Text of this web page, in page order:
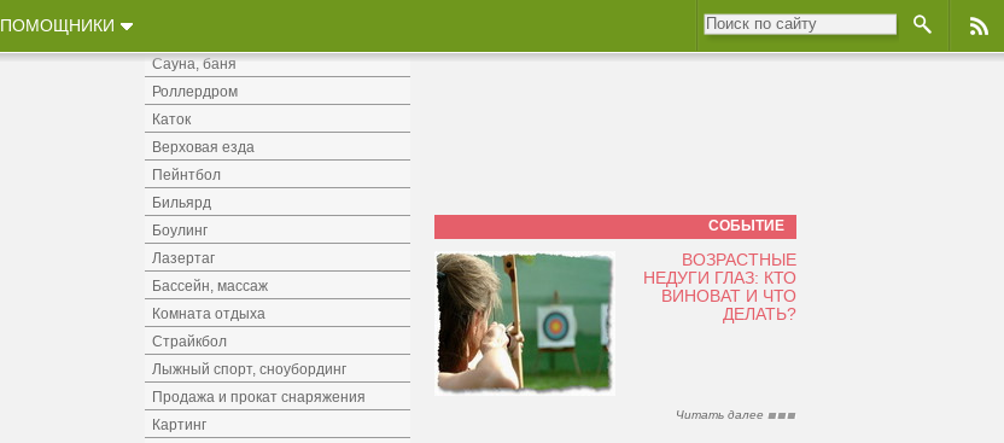
ПОМОЩНИКИ
Сауна, баня
Роллердром
Каток
Верховая езда
Пейнтбол
Бильярд
Боулинг
Лазертаг
Бассейн, массаж
Комната отдыха
Страйкбол
Лыжный спорт, сноубординг
Продажа и прокат снаряжения
Картинг
СОБЫТИЕ
ВОЗРАСТНЫЕ
НЕДУГИ ГЛАЗ: КТО
ВИНОВАТ И ЧТО
ДЕЛАТЬ?
Читать далее